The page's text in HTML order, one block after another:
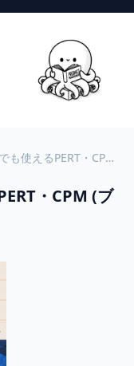
計画の科学―どこでも使えるPERT・CPM (ブルーバックス)
・CPM (ブ